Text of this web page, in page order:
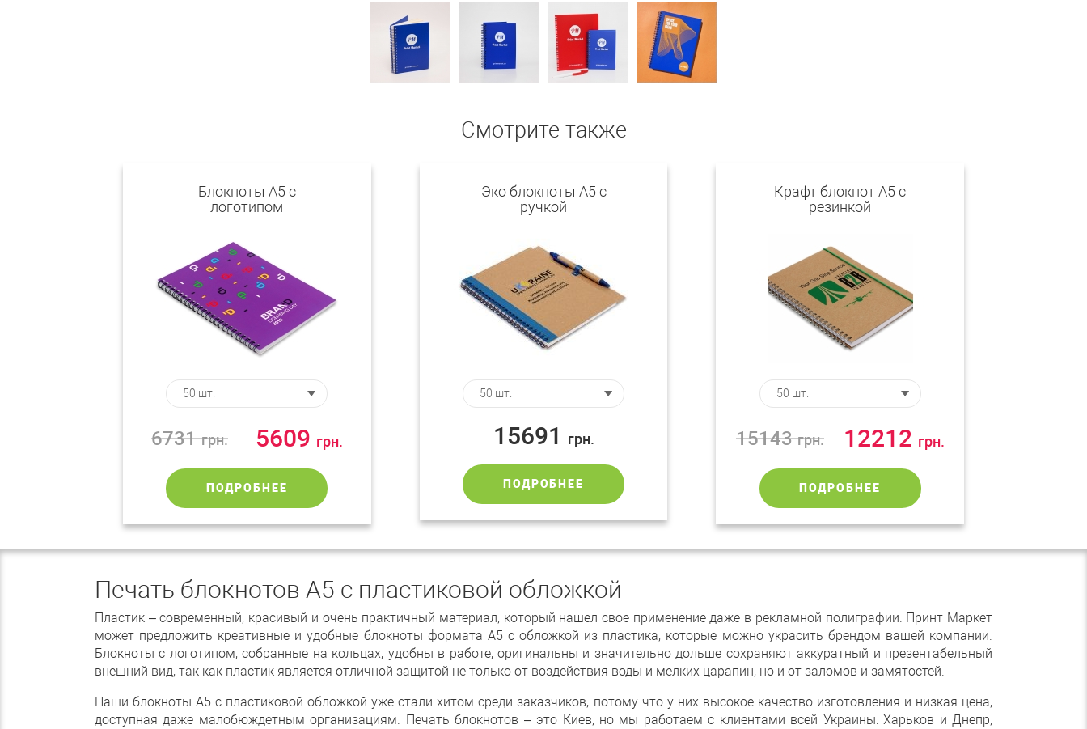
Смотрите также
Блокноты А5 с
логотипом
6731грн. 5609 грн.
ПОДРОБНЕЕ
Эко блокноты А5 с
ручкой
15691 грн.
ПОДРОБНЕЕ
Крафт блокнот А5 с
резинкой
15143грн. 12212 грн.
ПОДРОБНЕЕ
Печать блокнотов А5 с пластиковой обложкой
Пластик – современный, красивый и очень практичный материал, который нашел свое применение даже в рекламной полиграфии. Принт Маркет
может предложить креативные и удобные блокноты формата А5 с обложкой из пластика, которые можно украсить брендом вашей компании.
Блокноты с логотипом, собранные на кольцах, удобны в работе, оригинальны и значительно дольше сохраняют аккуратный и презентабельный
внешний вид, так как пластик является отличной защитой не только от воздействия воды и мелких царапин, но и от заломов и замятостей.
Наши блокноты А5 с пластиковой обложкой уже стали хитом среди заказчиков, потому что у них высокое качество изготовления и низкая цена,
доступная даже малобюждетным организациям. Печать блокнотов – это Киев, но мы работаем с клиентами всей Украины: Харьков и Днепр,